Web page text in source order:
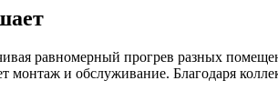
равномерный прогрев разных
и обслуживание. Благодаря